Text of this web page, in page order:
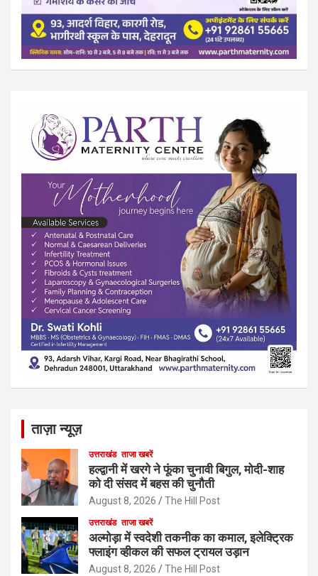
ताज़ा न्यूज़
उत्तराखंड ताजा खबरें
हल्द्वानी में खरगे ने फूंका चुनावी बिगुल, मोदी-शाह
को दी संसद में बहस की चुनौती
August 8, 2026 The Hill Post
उत्तराखंड ताजा खबरें
अल्मोड़ा में स्वदेशी तकनीक का कमाल, इलेक्ट्रिक
फ्लाइंग व्हीकल की सफल ट्रायल उड़ान
August 8, 2026 The Hill Post